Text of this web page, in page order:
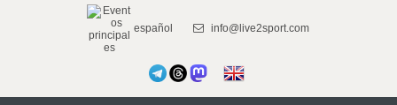
español info@live2sport.com